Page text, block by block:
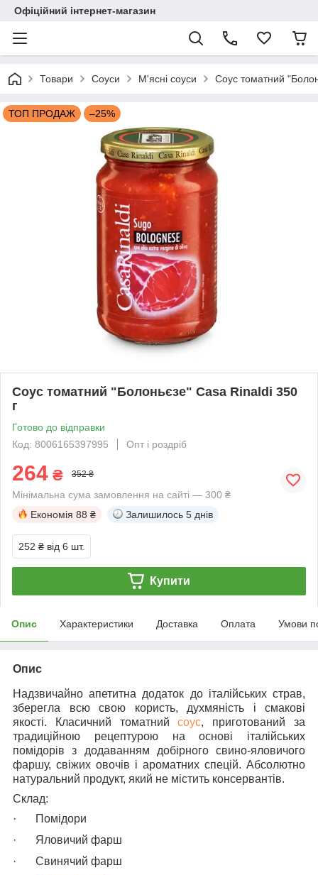
Офіційний інтернет-магазин
Товари Соуси М'ясні соуси Соус томатний
ТОП ПРОДАЖ –25%
Соус томатний "Болоньєзе" Casa Rinaldi 350
г
Готово до відправки
Код: 8006165397995
Опт і роздріб
264 ₴ 352 ₴
Мінімальна сума замовлення на сайті — 300 ₴
Економія 88 ₴ Залишилось 5 днів
252 ₴ від 6 шт.
Купити
Опис Характеристики Доставка Оплата Умови
Опис
Надзвичайно апетитна додаток до італійських страв,
зберегла всю свою користь, духмяність і смакові
якості. Класичний томатнийсоус, приготований за
традиційною рецептурою на основі італійських
помідорів з додаванням добірного свино-яловичого
фаршу, свіжих овочів і ароматних спецій. Абсолютно
натуральний продукт, який не містить консервантів.
Склад:
·
Помідори
·
Яловичий фарш
·
Свинячий фарш